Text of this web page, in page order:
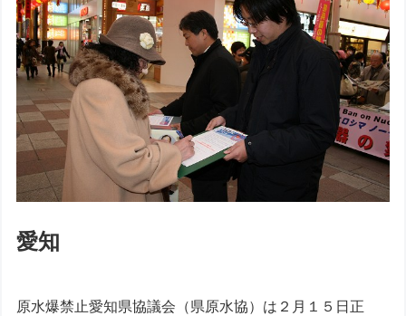
愛知
原水爆禁止愛知県協議会（県原水協）は２月１５日正